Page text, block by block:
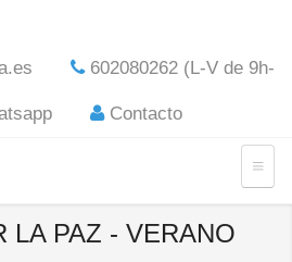
602080262 (L-V de 9h-
Contacto
LA PAZ - VERANO